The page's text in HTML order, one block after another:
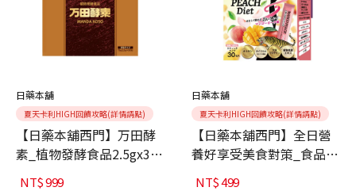
日藥本舖
夏天卡利HIGH回饋攻略(詳情請點)
【日藥本舖西門】万田酵
素_植物發酵食品2.5gx30
包 $999
NT$999
日藥本舖
夏天卡利HIGH回饋攻略(詳情請點)
【日藥本舖西門】全日營
養好享受美食對策_食品
$499
NT$499